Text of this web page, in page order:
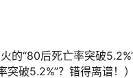
的“80后死亡率突破
破5.2%”？错得离谱！）